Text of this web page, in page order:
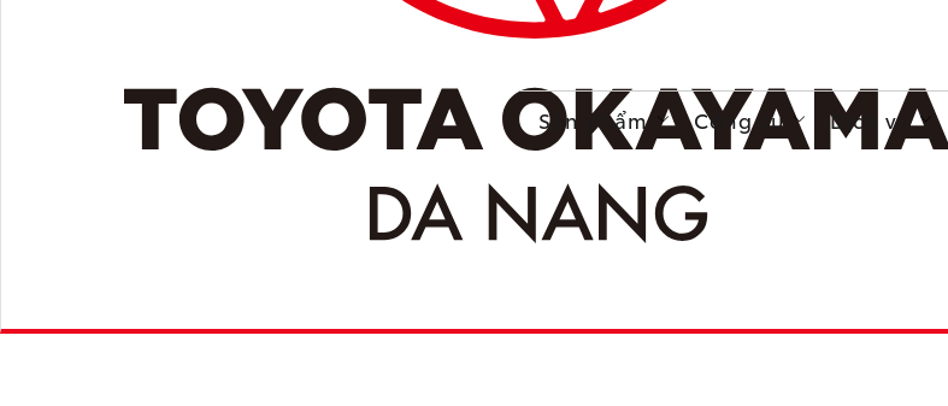
Sản phẩm Công cụ Dịch vụ